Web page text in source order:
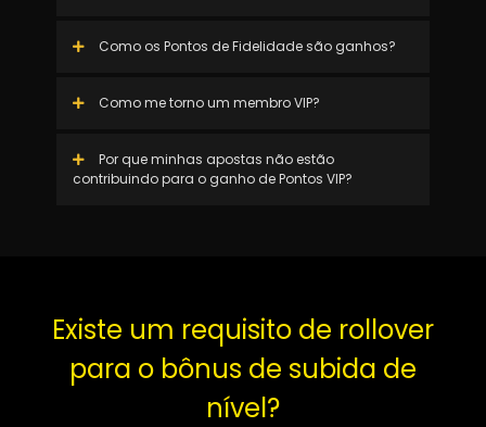
Como os Pontos de Fidelidade são ganhos?
Como me torno um membro VIP?
Por que minhas apostas não estão
contribuindo para o ganho de Pontos VIP?
Existe um requisito de rollover
para o bônus de subida de
nível?